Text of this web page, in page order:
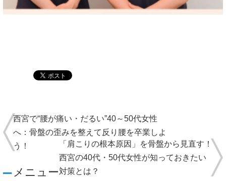
西宮で“腰が痛い・だるい”40～50代女性
へ：骨盤の歪みを整えて反り腰を卒業しよ
う！
「肩こりの根本原因」を骨盤から見直す！
西宮の40代・50代女性が知っておきたい
対策とは？
メニュー